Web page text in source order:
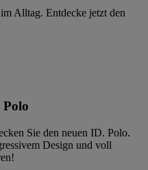
Alltag. Entdecke jetzt den
Polo
Sie den neuen ID. Polo.
Design und voll